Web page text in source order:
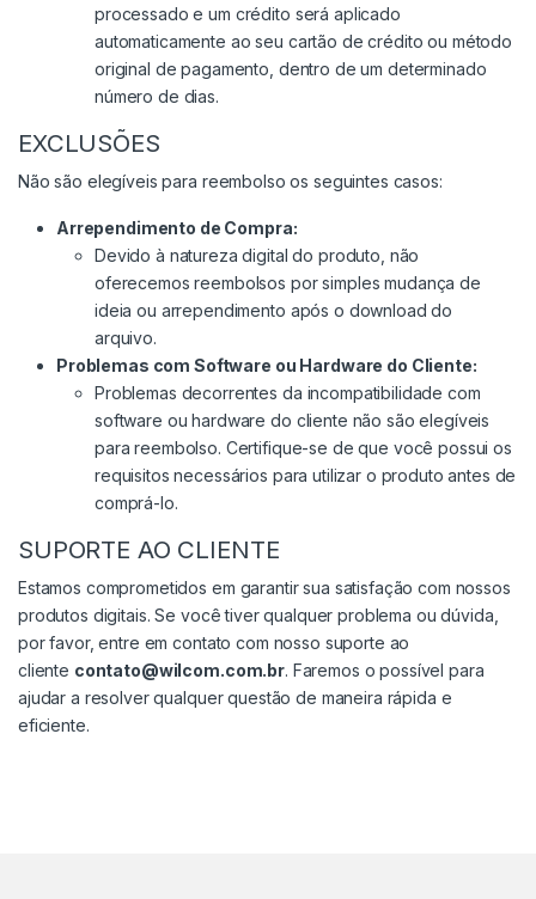
processado e um crédito será aplicado
automaticamente ao seu cartão de crédito ou método
original de pagamento, dentro de um determinado
número de dias.
EXCLUSÕES
Não são elegíveis para reembolso os seguintes casos:
Arrependimento de Compra:
Devido à natureza digital do produto, não
oferecemos reembolsos por simples mudança de
ideia ou arrependimento após o download do
arquivo.
Problemas com Software ou Hardware do Cliente:
Problemas decorrentes da incompatibilidade com
software ou hardware do cliente não são elegíveis
para reembolso. Certifique-se de que você possui os
requisitos necessários para utilizar o produto antes de
comprá-lo.
SUPORTE AO CLIENTE
Estamos comprometidos em garantir sua satisfação com nossos
produtos digitais. Se você tiver qualquer problema ou dúvida,
por favor, entre em contato com nosso suporte ao
cliente contato@wilcom.com.br. Faremos o possível para
ajudar a resolver qualquer questão de maneira rápida e
eficiente.